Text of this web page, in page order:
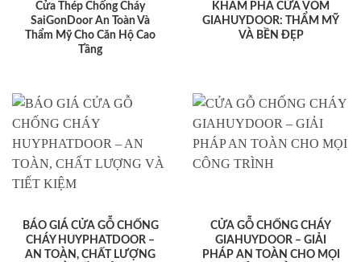
Cửa Thép Chống Cháy
SaiGonDoor An Toàn Và
Thẩm Mỹ Cho Căn Hộ Cao
Tầng
KHÁM PHÁ CỬA VÒM
GIAHUYDOOR: THẨM MỸ
VÀ BỀN ĐẸP
BÁO GIÁ CỬA GỖ CHỐNG
CHÁY HUYPHATDOOR –
AN TOÀN, CHẤT LƯỢNG
CỬA GỖ CHỐNG CHÁY
GIAHUYDOOR – GIẢI
PHÁP AN TOÀN CHO MỌI